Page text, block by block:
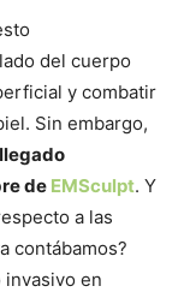
del cuerpo
y combatir
Sin embargo,
de EMSculpt. Y
a las
contábamos?
en